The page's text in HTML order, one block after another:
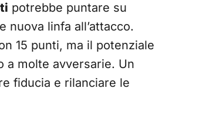
potrebbe puntare su
nuova linfa all’attacco.
15 punti, ma il potenziale
a molte avversarie. Un
fiducia e rilanciare le